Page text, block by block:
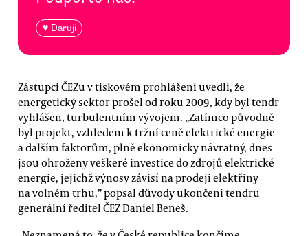
♥ Daruji
Zástupci ČEZu v tiskovém prohlášení uvedli, že
energetický sektor prošel od roku 2009, kdy byl tendr
vyhlášen, turbulentním vývojem. „Zatímco původně
byl projekt, vzhledem k tržní ceně elektrické energie
a dalším faktorům, plně ekonomicky návratný, dnes
jsou ohroženy veškeré investice do zdrojů elektrické
energie, jejichž výnosy závisí na prodeji elektřiny
na volném trhu,” popsal důvody ukončení tendru
generální ředitel ČEZ Daniel Beneš.